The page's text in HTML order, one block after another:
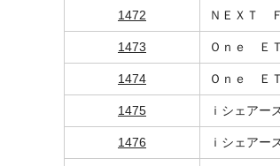
1472 ＮＥＸＴ
1473 Ｏｎｅ Ｅ
1474 Ｏｎｅ Ｅ
1475 ｉシェア
1476 ｉシェア